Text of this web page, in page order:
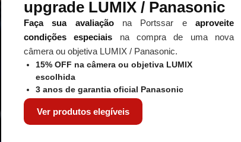
upgrade LUMIX / Panasonic
Faça sua avaliaçãona Portssar eaproveite
condições especiais na compra de uma nova
câmera ou objetiva LUMIX / Panasonic.
15% OFF na câmera ou objetiva LUMIX
escolhida
3 anos de garantia oficial Panasonic
Ver produtos elegíveis